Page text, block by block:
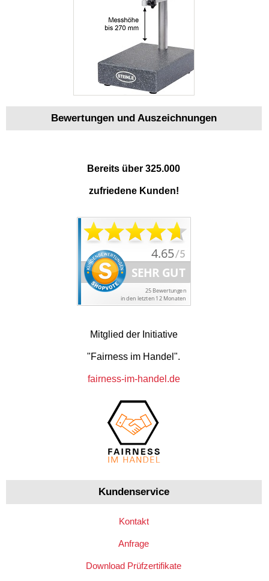
Bewertungen und Auszeichnungen
Bereits über 325.000
zufriedene Kunden!
Mitglied der Initiative
"Fairness im Handel".
fairness-im-handel.de
Kundenservice
Kontakt
Anfrage
Download Prüfzertifikate